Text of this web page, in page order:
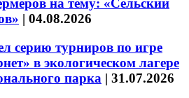
на тему: «Сельский
| 04.08.2026
серию турниров по игре
в экологическом лагере
парка | 31.07.2026